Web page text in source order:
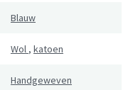
Blauw
Wol , katoen
Handgeweven